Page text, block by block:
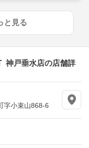
と見る
神戸垂水店の店舗詳
字小束山868-6